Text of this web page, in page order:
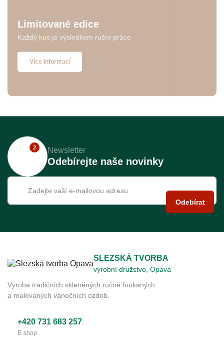
Limitované edice
Každý kus je výsledkem ruční práce
Více informací
2 Newsletter
Odebírejte naše novinky
Odebírat
SLEZSKÁ TVORBA
výrobní družstvo, Opava
Výroba tradičních skleněných ručně foukaných
a malovaných vánočních ozdob.
+420 731 683 257
E-shop